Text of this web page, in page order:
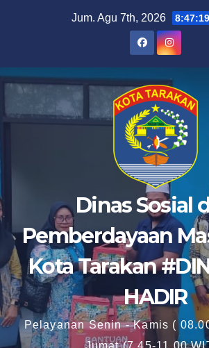
Jum. Agu 7th, 2026
Dinas Sosial
Pemberdayaan
Kota Tarakan
HADIR
Pelayanan Senin - Kamis (
Jumat (7.45-11.00